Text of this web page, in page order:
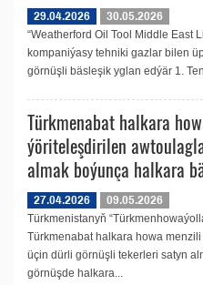
29.04.2026
30.05.2026
“Weatherford Oil Tool Middle East
kompaniýasy tehniki gazlar bilen
görnüşli bäsleşik yglan edýär 1.
Türkmenabat halkara
ýöriteleşdirilen
almak boýunça halkara
27.04.2026
09.05.2026
Türkmenistanyň
Türkmenabat halkara howa
üçin dürli görnüşli tekerleri satyn
görnüşde halkara...